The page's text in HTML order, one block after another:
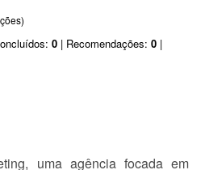
0 | Recomendações: 0 |
uma agência focada em